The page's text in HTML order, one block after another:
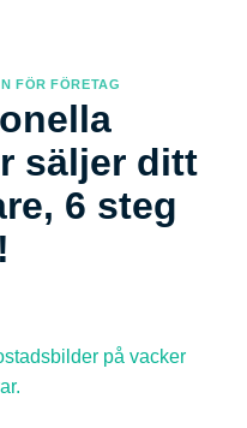
FÖR FÖRETAG
säljer ditt
6 steg